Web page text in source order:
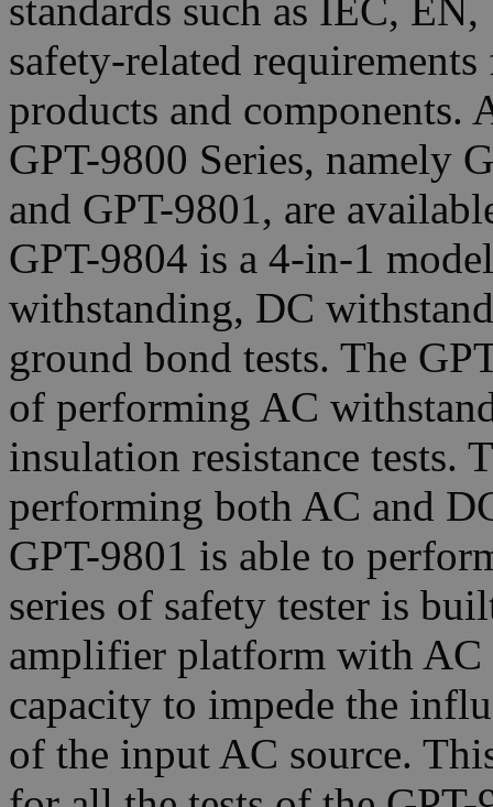
standards such as IEC,
safety-related
products and components.
GPT-9800 Series, namely
and GPT-9801, are
GPT-9804 is a 4-in-1
withstanding, DC
ground bond tests. The
of performing AC
insulation resistance tests.
performing both AC and
GPT-9801 is able to
series of safety tester is
amplifier platform with
capacity to impede the
of the input AC source.